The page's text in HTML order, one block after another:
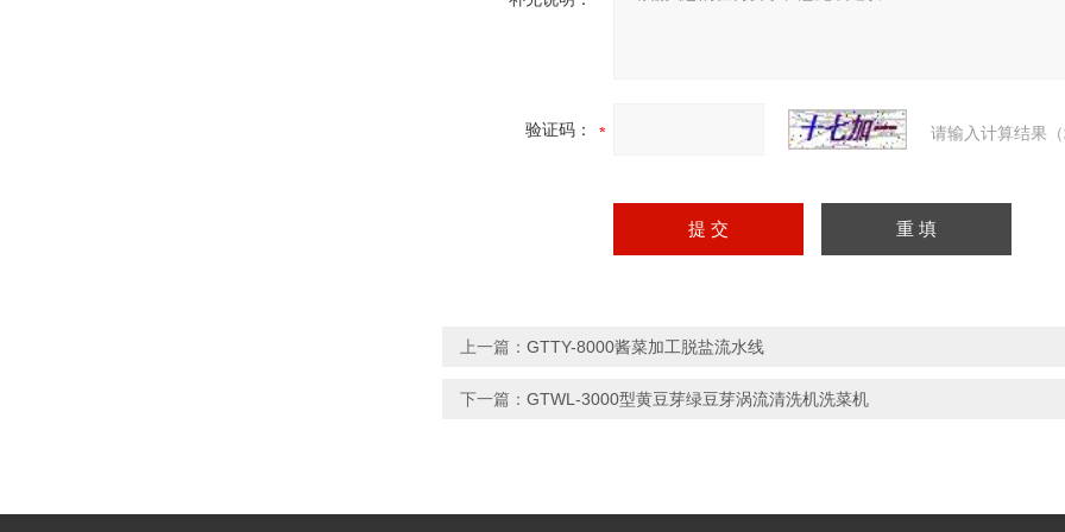
验证码： 请输入计算结果
上一篇： GTTY-8000酱菜加工脱盐流水线
下一篇： GTWL-3000型黄豆芽绿豆芽涡流清洗机洗菜机